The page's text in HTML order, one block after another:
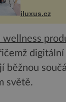
Tower a
budov Media...
iluxus.cz
wellness
běžnou
světě.